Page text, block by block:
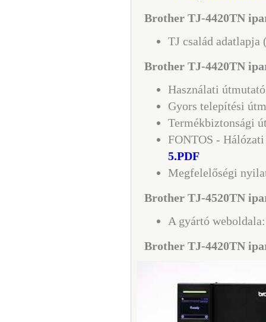
Brother TJ-4420TN
TJ család
Brother TJ-4420TN
Használati
Gyors telepítési
Termékbiztonsági
FONTOS -
5.PDF
Megfelelőségi
Brother TJ-4520TN
A gyártó
Brother TJ-4420TN